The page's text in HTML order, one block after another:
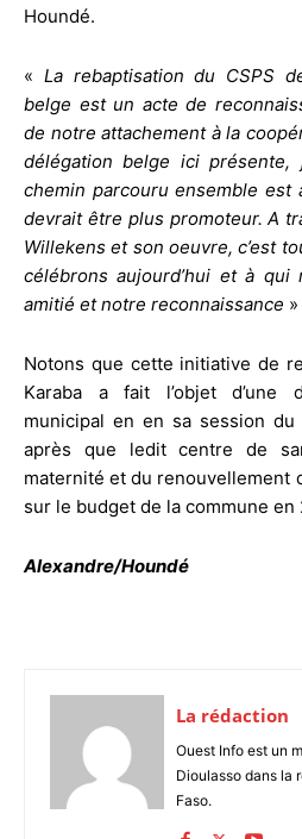
Houndé.
« La rebaptisation du CSPS
belge est un acte de
de notre attachement à la
délégation belge ici
chemin parcouru ensemble est
devrait être plus promoteur. A
Willekens et son oeuvre, c’est
célébrons aujourd’hui et à qui
amitié et notre reconnaissance
Notons que cette initiative de
Karaba a fait l’objet d’une
municipal en en sa session
après que ledit centre de
maternité et du renouvellement
sur le budget de la commune en
Alexandre/Houndé
La rédaction
Ouest Info est un
Dioulasso dans la
Faso.